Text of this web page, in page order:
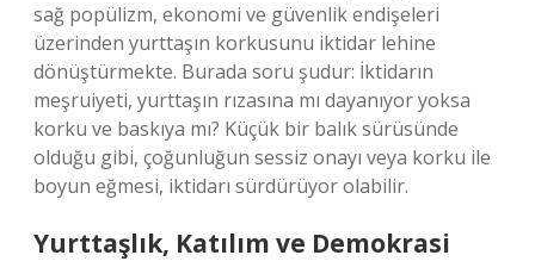
sağ popülizm, ekonomi ve güvenlik endişeleri
üzerinden yurttaşın korkusunu iktidar lehine
dönüştürmekte. Burada soru şudur: İktidarın
meşruiyeti, yurttaşın rızasına mı dayanıyor yoksa
korku ve baskıya mı? Küçük bir balık sürüsünde
olduğu gibi, çoğunluğun sessiz onayı veya korku ile
boyun eğmesi, iktidarı sürdürüyor olabilir.
Yurttaşlık, Katılım ve Demokrasi